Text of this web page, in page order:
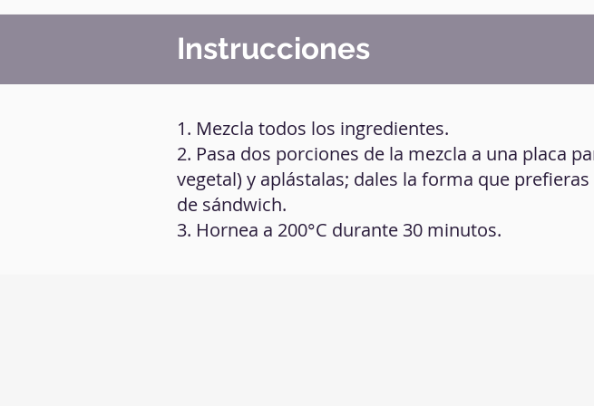
Instrucciones
1. Mezcla todos los ingredientes.
2. Pasa dos porciones de la mezcla a una placa
vegetal) y aplástalas; dales la forma que
de sándwich.
3. Hornea a 200°C durante 30 minutos.